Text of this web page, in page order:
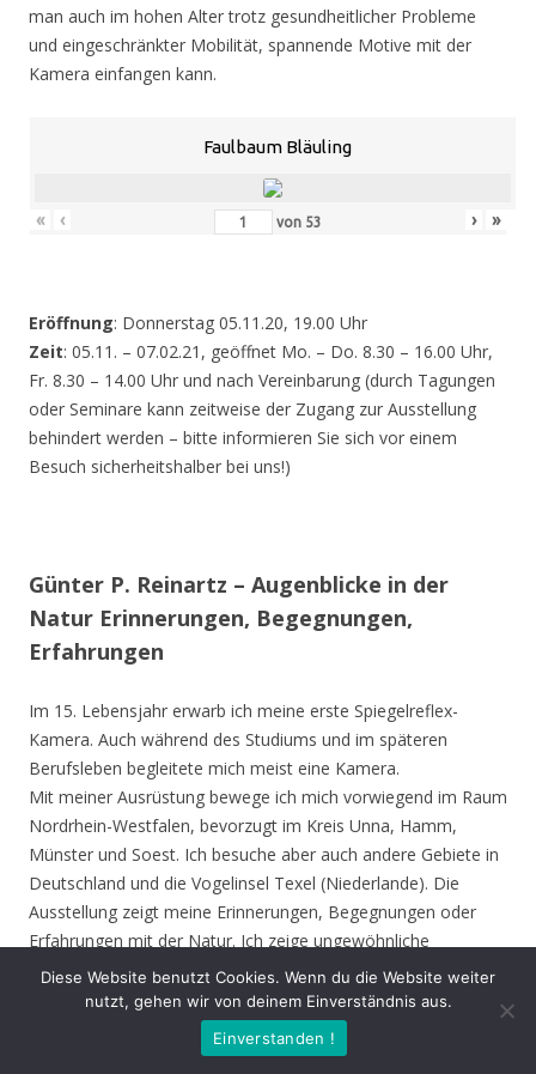
man auch im hohen Alter trotz gesundheitlicher Probleme
und eingeschränkter Mobilität, spannende Motive mit der
Kamera einfangen kann.
Faulbaum Bläuling
« ‹ von 53 › »
Eröffnung: Donnerstag 05.11.20, 19.00 Uhr
Zeit: 05.11. – 07.02.21, geöffnet Mo. – Do. 8.30 – 16.00 Uhr,
Fr. 8.30 – 14.00 Uhr und nach Vereinbarung (durch Tagungen
oder Seminare kann zeitweise der Zugang zur Ausstellung
behindert werden – bitte informieren Sie sich vor einem
Besuch sicherheitshalber bei uns!)
Günter P. Reinartz – Augenblicke in der
Natur Erinnerungen, Begegnungen,
Erfahrungen
Im 15. Lebensjahr erwarb ich meine erste Spiegelreflex-
Kamera. Auch während des Studiums und im späteren
Berufsleben begleitete mich meist eine Kamera.
Mit meiner Ausrüstung bewege ich mich vorwiegend im Raum
Nordrhein-Westfalen, bevorzugt im Kreis Unna, Hamm,
Münster und Soest. Ich besuche aber auch andere Gebiete in
Deutschland und die Vogelinsel Texel (Niederlande). Die
Ausstellung zeigt meine Erinnerungen, Begegnungen oder
Erfahrungen mit der Natur. Ich zeige ungewöhnliche
Zeichnung an Tieren und seltene Gäste wie Ibis, Löffler oder
Schwarzstorch. Mal faszinierte mich ein Käfer, die Art in der
er seine Flügel faltet, die besondere Stärke einer Ameise oder
ich lasse mich vom Anblick eines Schmetterlings verzaubern.
Diese Website benutzt Cookies. Wenn du die Website weiter
nutzt, gehen wir von deinem Einverständnis aus.
Einverstanden !